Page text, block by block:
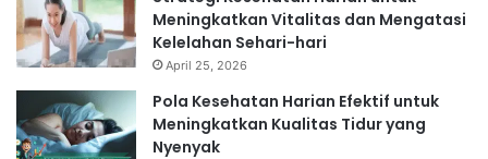
Meningkatkan Vitalitas dan Mengatasi
Kelelahan Sehari-hari
April 25, 2026
Pola Kesehatan Harian Efektif untuk
Meningkatkan Kualitas Tidur yang
Nyenyak